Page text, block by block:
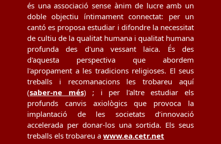
és una associació sense ànim de lucre amb un
doble objectiu íntimament connectat: per un
cantó es proposa estudiar i difondre la necessitat
de cultiu de la qualitat humana i qualitat humana
profunda des d'una vessant laica. És des
d'aquesta perspectiva que abordem
l'apropament a les tradicions religioses. El seus
treballs i recomanacions les trobareu aquí
(saber-ne més) ; i per l'altre estudiar els
profunds canvis axiològics que provoca la
implantació de les societats d’innovació
accelerada per donar-los una sortida. Els seus
treballs els trobareu a www.ea.cetr.net